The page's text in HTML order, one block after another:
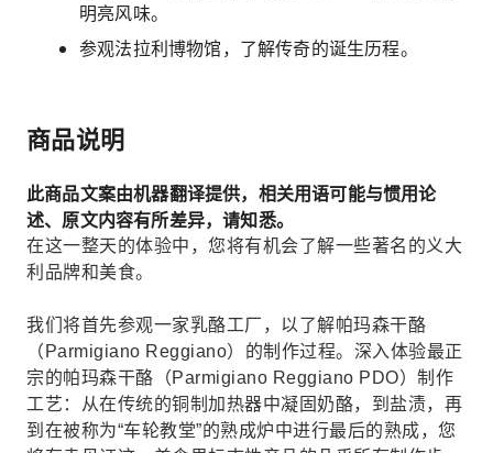
明亮风味。
参观法拉利博物馆，了解传奇的诞生历程。
商品说明
此商品文案由机器翻译提供，相关用语可能与惯用论
述、原文内容有所差异，请知悉。
在这一整天的体验中，您将有机会了解一些著名的义大
利品牌和美食。
我们将首先参观一家乳酪工厂，以了解帕玛森干酪
（Parmigiano Reggiano）的制作过程。深入体验最正
宗的帕玛森干酪（Parmigiano Reggiano PDO）制作
工艺：从在传统的铜制加热器中凝固奶酪，到盐渍，再
到在被称为“车轮教堂”的熟成炉中进行最后的熟成，您